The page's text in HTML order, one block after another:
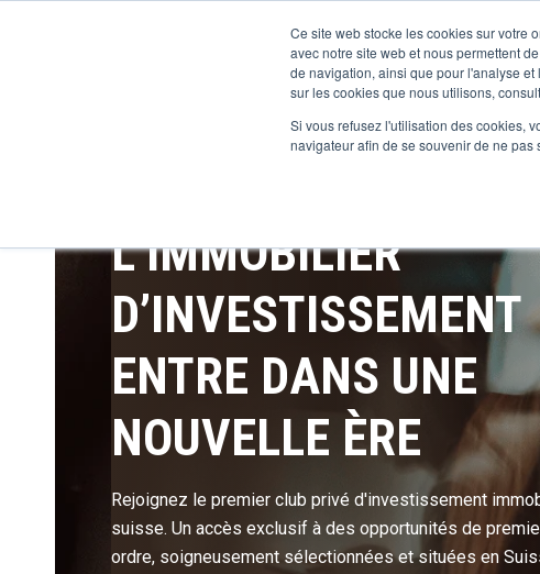
Ce site web stocke les cookies sur votre
avec notre site web et nous permettent
de navigation, ainsi que pour l'analyse
sur les cookies que nous utilisons,
Si vous refusez l'utilisation des cookies,
navigateur afin de se souvenir de ne pas
L’IMMOBILIER
D’INVESTISSEMENT
ENTRE DANS UNE
NOUVELLE ÈRE
Rejoignez le premier club privé d'investissement
suisse. Un accès exclusif à des opportunités de
ordre, soigneusement sélectionnées et situées en